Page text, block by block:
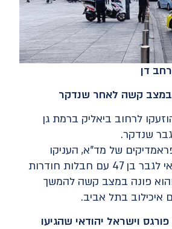
דן
במצב קשה לאחר שנדקר
לרחוב ביאליק ברמת גן
שנדקר.
של מד"א, העניקו
הכוננים טיפול רפואי לגבר בן 47 עם חבלות חודרות
והוא פונה במצב קשה להמשך
איכילוב בתל אביב.
וישראל יהודאי שהגיעו